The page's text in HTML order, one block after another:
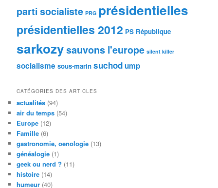
parti socialiste PRG présidentielles
présidentielles 2012 PS République
sarkozysauvons l'europe silent killer
socialisme sous-marin suchodump
CATÉGORIES DES ARTICLES
actualités (94)
air du temps (54)
Europe (12)
Famille (6)
gastronomie, oenologie (13)
généalogie (1)
geek ou nerd ? (11)
histoire (14)
humeur (40)